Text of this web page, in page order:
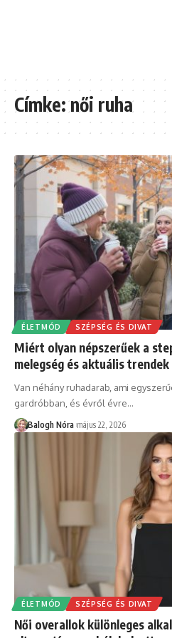
Címke:női ruha
ÉLETMÓD SZÉPSÉG ÉS DIVAT
Miért olyan népszerűek a
melegség és aktuális trendek
Van néhány ruhadarab, ami
gardróbban, és évről évre…
Balogh Nóra május 22, 2026
ÉLETMÓD SZÉPSÉG ÉS DIVAT
Női overallok különleges